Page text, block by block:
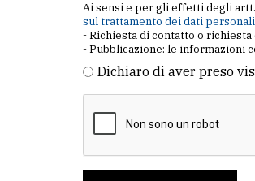
Ai sensi e per gli effetti degli
sul trattamento dei dati
- Richiesta di contatto o
- Pubblicazione: le informazioni
Dichiaro di aver preso